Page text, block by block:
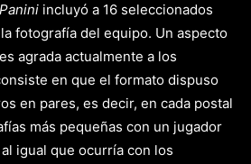
Panini incluyó a 16 seleccionados
fotografía del equipo. Un aspecto
agrada actualmente a los
en que el formato dispuso
en pares, es decir, en cada postal
más pequeñas con un jugador
igual que ocurría con los